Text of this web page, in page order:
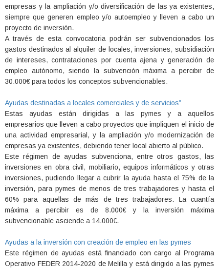
empresas y la ampliación y/o diversificación de las ya existentes,
siempre que generen empleo y/o autoempleo y lleven a cabo un
proyecto de inversión.
A través de esta convocatoria podrán ser subvencionados los
gastos destinados al alquiler de locales, inversiones, subsidiación
de intereses, contrataciones por cuenta ajena y generación de
empleo autónomo, siendo la subvención máxima a percibir de
30.000€ para todos los conceptos subvencionables.
Ayudas destinadas a locales comerciales y de servicios”
Estas ayudas están dirigidas a las pymes y a aquellos
empresarios que lleven a cabo proyectos que impliquen el inicio de
una actividad empresarial, y la ampliación y/o modernización de
empresas ya existentes, debiendo tener local abierto al público.
Este régimen de ayudas subvenciona, entre otros gastos, las
inversiones en obra civil, mobiliario, equipos informáticos y otras
inversiones, pudiendo llegar a cubrir la ayuda hasta el 75% de la
inversión, para pymes de menos de tres trabajadores y hasta el
60% para aquellas de más de tres trabajadores. La cuantía
máxima a percibir es de 8.000€ y la inversión máxima
subvencionable asciende a 14.000€.
Ayudas a la inversión con creación de empleo en las pymes
Este régimen de ayudas está financiado con cargo al Programa
Operativo FEDER 2014-2020 de Melilla y está dirigido a las pymes